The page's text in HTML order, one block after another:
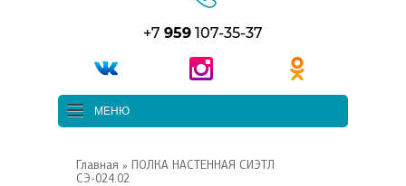
+7 959 107-35-37
МЕНЮ
Главная » ПОЛКА НАСТЕННАЯ СИЭТЛ
СЭ-024.02